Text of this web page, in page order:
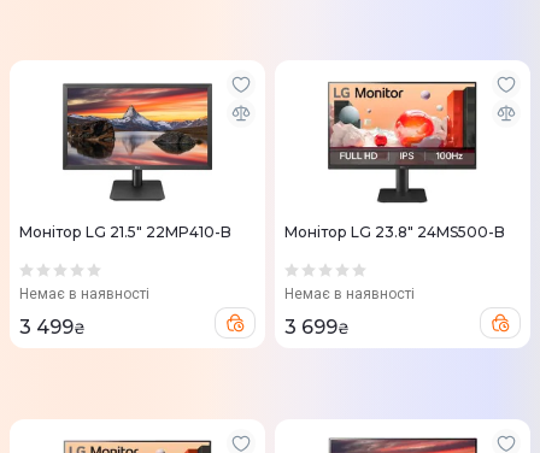
Монітор LG 21.5" 22MP410-B
Немає в наявності
3 499₴
Монітор LG 23.8" 24MS500-B
Немає в наявності
3 699₴